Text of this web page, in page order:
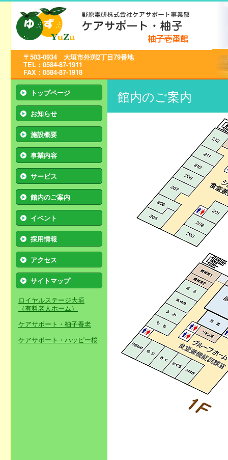
〒503-0934 大垣市外渕2丁目79番地
TEL：0584-87-1911
FAX：0584-87-1918
トップページ
お知らせ
施設概要
事業内容
サービス
館内のご案内
イベント
採用情報
アクセス
サイトマップ
ロイヤルステージ大垣
（有料老人ホーム）
ケアサポート・柚子養老
ケアサポート・ハッピー桜
館内のご案内